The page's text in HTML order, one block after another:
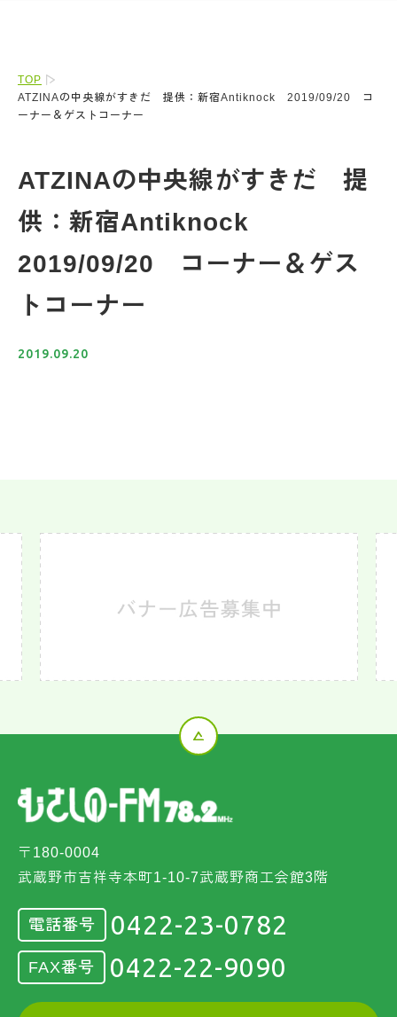
TOP
ATZINAの中央線がすきだ 提供：新宿Antiknock 2019/09/20 コ
ーナー＆ゲストコーナー
ATZINAの中央線がすきだ 提
供：新宿Antiknock
2019/09/20 コーナー＆ゲス
トコーナー
2019.09.20
〒180-0004
武蔵野市吉祥寺本町1-10-7武蔵野商工会館3階
電話番号 0422-23-0782
FAX番号 0422-22-9090